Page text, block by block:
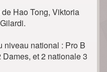
Hao Tong, Viktoria
niveau national : Pro B
et 2 nationale 3